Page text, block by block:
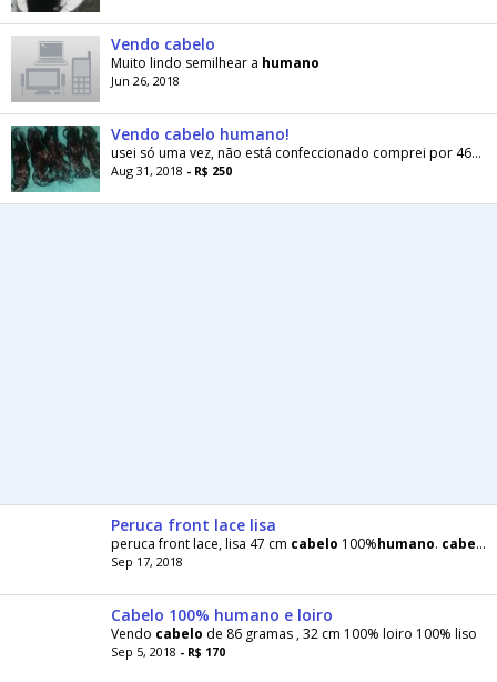
Vendo cabelo
Muito lindo semilhear a humano
Jun 26, 2018
Vendo cabelo humano!
usei só uma vez, não está confeccionado comprei por 460 reais tem 40 centímetros só não sei quantas gramas tem.quem tiver realmente interesse...
Aug 31, 2018 - R$ 250
Peruca front lace lisa
peruca front lace, lisa 47 cm cabelo 100%humano. cabelo
Sep 17, 2018
Cabelo 100% humano e loiro
Vendo cabelo de 86 gramas , 32 cm 100% loiro 100% liso
Sep 5, 2018 - R$ 170